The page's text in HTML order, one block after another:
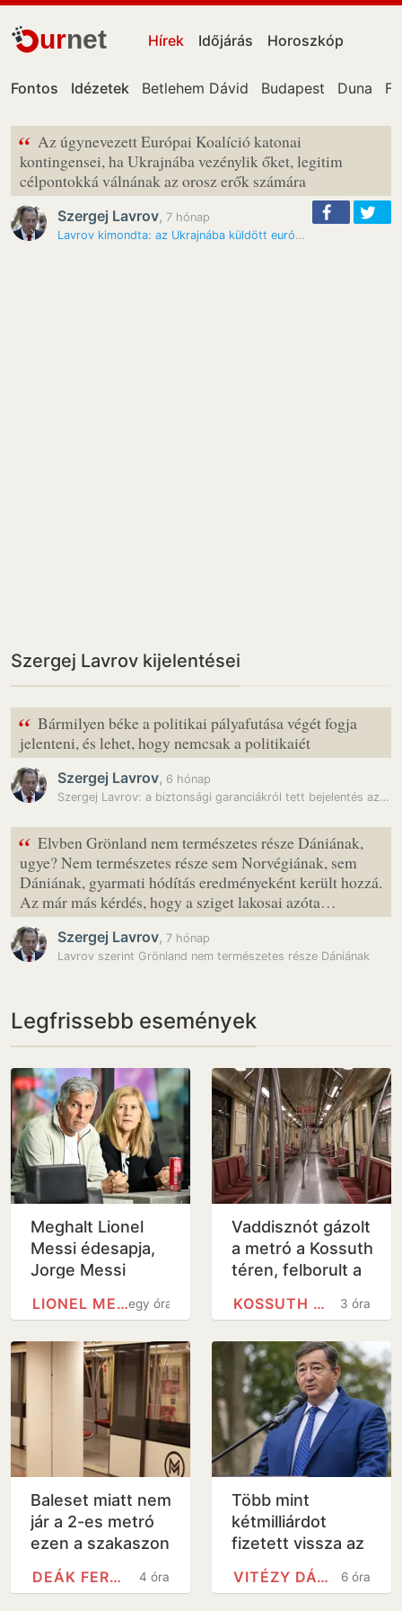
urnet Hírek Időjárás Horoszkóp
Fontos Idézetek Betlehem Dávid Budapest Duna
“ Az úgynevezett Európai Koalíció katonai
kontingensei, ha Ukrajnába vezénylik őket, legitim
célpontokká válnának az orosz erők számára
Szergej Lavrov, 7 hónap
Lavrov kimondta: az Ukrajnába küldött európai katonák célpontok…
Szergej Lavrov kijelentései
“ Bármilyen béke a politikai pályafutása végét fogja
jelenteni, és lehet, hogy nemcsak a politikaiét
Szergej Lavrov, 6 hónap
Szergej Lavrov: a biztonsági garanciákról tett bejelentés azt mutatja,…
“ Elvben Grönland nem természetes része Dániának,
ugye? Nem természetes része sem Norvégiának, sem
Dániának, gyarmati hódítás eredményeként került hozzá.
Az már más kérdés, hogy a sziget lakosai azóta…
Szergej Lavrov, 7 hónap
Lavrov szerint Grönland nem természetes része Dániának
Legfrissebb események
Meghalt Lionel
Messi édesapja,
Jorge Messi
egy óra
LIONEL MESSI
Vaddisznót gázolt
a metró a Kossuth
téren, felborult a
videó
3 óra
KOSSUTH TÉREN
Baleset miatt nem
jár a 2-es metró
ezen a szakaszon
4 óra
DEÁK FERENC TÉR METRÓÁLLOMÁS
Több mint
kétmilliárdot
fizetett vissza az
államnak egy
Mészáros
6 óra
VITÉZY DÁVID